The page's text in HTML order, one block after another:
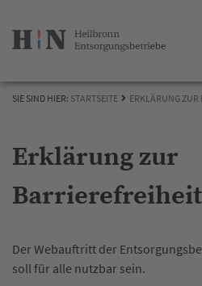
SIE SIND HIER: STARTSEITE ERKLÄRUNG ZUR
Erklärung zur
Barrierefreiheit
Der Webauftritt der
soll für alle nutzbar sein.